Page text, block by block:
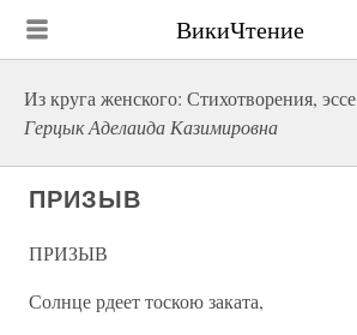
ВикиЧтение
Из круга женского: Стихотворения, эссе
Герцык Аделаида Казимировна
ПРИЗЫВ
ПРИЗЫВ
Солнце рдеет тоскою заката,